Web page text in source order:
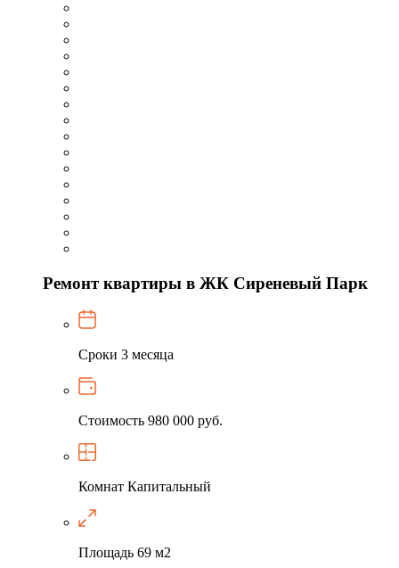
Ремонт квартиры в ЖК Сиреневый Парк
Сроки 3 месяца
Стоимость 980 000 руб.
Комнат Капитальный
Площадь 69 м2